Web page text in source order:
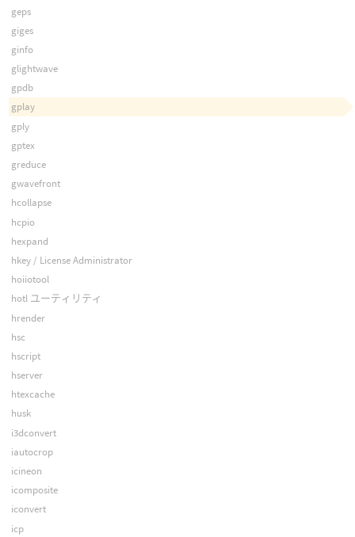
geps
giges
ginfo
glightwave
gpdb
gplay
gply
gptex
greduce
gwavefront
hcollapse
hcpio
hexpand
hkey / License Administrator
hoiiotool
hotl ユーティリティ
hrender
hsc
hscript
hserver
htexcache
husk
i3dconvert
iautocrop
icineon
icomposite
iconvert
icp